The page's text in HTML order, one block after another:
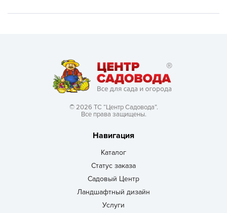
© 2026 ТС “Центр Садовода”.
Все права защищены.
Навигация
Каталог
Статус заказа
Садовый Центр
Ландшафтный дизайн
Услуги